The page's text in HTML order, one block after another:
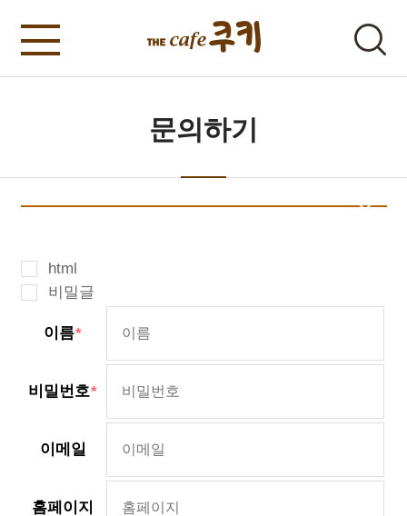
문의하기
html
비밀글
이름
비밀번호
이메일
홈페이지